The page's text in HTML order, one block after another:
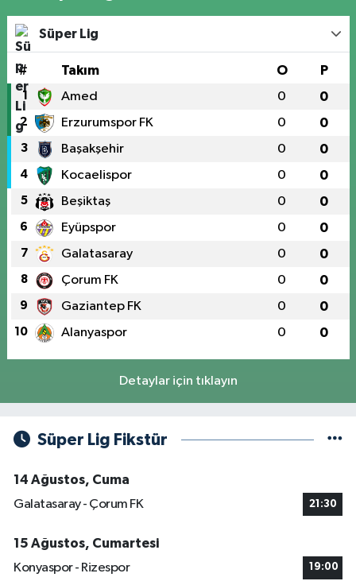
Süper Lig
# Takım O P
1 Amed 0 0
2 Erzurumspor FK 0 0
3 Başakşehir 0 0
4 Kocaelispor 0 0
5 Beşiktaş 0 0
6 Eyüpspor 0 0
7 Galatasaray 0 0
8 Çorum FK 0 0
9 Gaziantep FK 0 0
10 Alanyaspor 0 0
Detaylar için tıklayın
Süper Lig Fikstür
14 Ağustos, Cuma
Galatasaray - Çorum FK
21:30
15 Ağustos, Cumartesi
Konyaspor - Rizespor
19:00